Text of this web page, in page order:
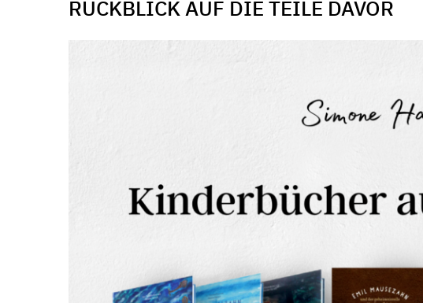
RÜCKBLICK AUF DIE TEILE DAVOR